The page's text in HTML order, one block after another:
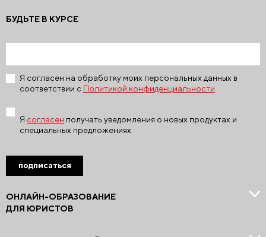
ОНЛАЙН-ОБРАЗОВАНИЕ
ДЛЯ ЮРИСТОВ
БУДЬТЕ В КУРСЕ
Я согласен на обработку моих персональных данных в
соответствии с Политикой конфиденциальности
Я согласен получать уведомления о новых продуктах и
специальных предложениях
подписаться